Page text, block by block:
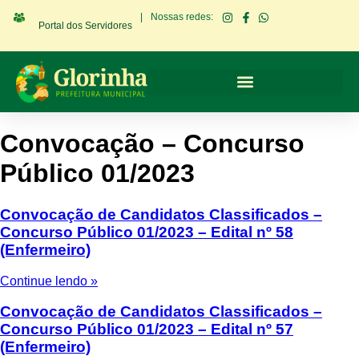
Portal dos Servidores
Nossas redes:
Convocação – Concurso
Público 01/2023
Convocação de Candidatos Classificados –
Concurso Público 01/2023 – Edital nº 58
(Enfermeiro)
Continue lendo »
Convocação de Candidatos Classificados –
Concurso Público 01/2023 – Edital nº 57
(Enfermeiro)